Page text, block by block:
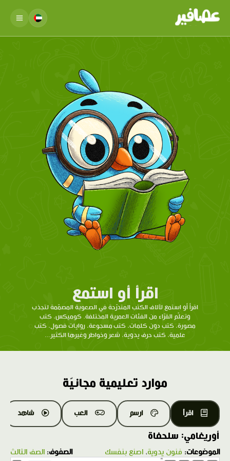
اقرأ أو استمع
اقرأ أو استمع لآلاف الكتب المتدرّحة في الصعوبة المصمّمة لتجذب
وتعلّم القرّاء من الفئات العمرية المختلفة. كوميكس، كتب
مصورة، كتب دون كلمات، كتب مسجوعة، روايات فصول، كتب
علمية، كتب حرف يدوية، شعر وخواطر وغيرها الكثير...
موارد تعليمية مجانيّة
اقرأ ارسم العب شاهد
أوريغامي: سلحفاة
الموضوعات: فنون يدوية، اصنع بنفسك الصفوف: الصف الثالث